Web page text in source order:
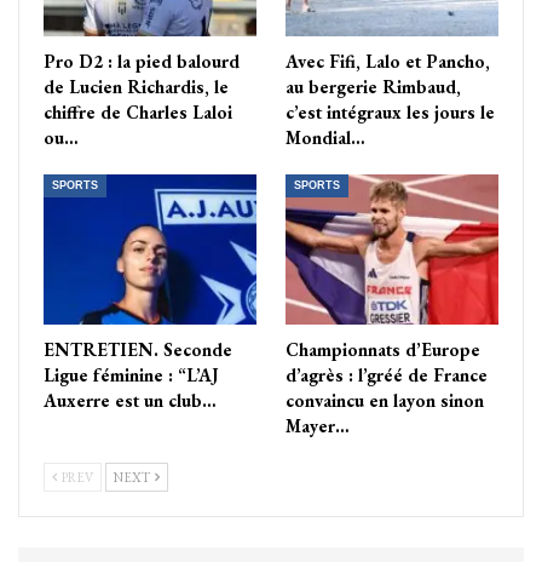
Pro D2 : la pied balourd
de Lucien Richardis, le
chiffre de Charles Laloi
ou…
Avec Fifi, Lalo et Pancho,
au bergerie Rimbaud,
c’est intégraux les jours le
Mondial…
SPORTS
ENTRETIEN. Seconde
Ligue féminine : “L’AJ
Auxerre est un club…
SPORTS
Championnats d’Europe
d’agrès : l’gréé de France
convaincu en layon sinon
Mayer…
PREV NEXT